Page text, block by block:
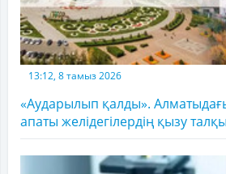
13:12, 8 тамыз 2026
«Аударылып қалды».
апаты желідегілердің қызу